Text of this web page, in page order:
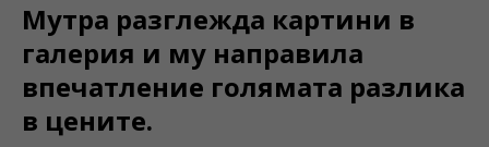
Мутра разглежда картини в
галерия и му направила
впечатление голямата разлика
в цените.